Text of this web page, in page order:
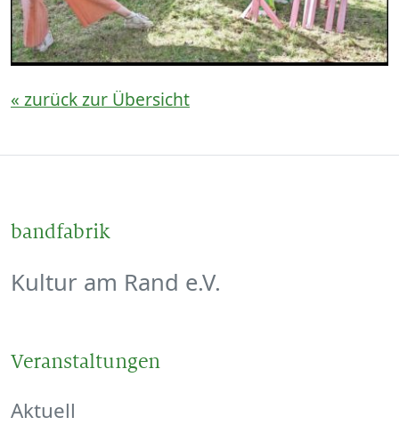
« zurück zur Übersicht
bandfabrik
Kultur am Rand e.V.
Veranstaltungen
Aktuell